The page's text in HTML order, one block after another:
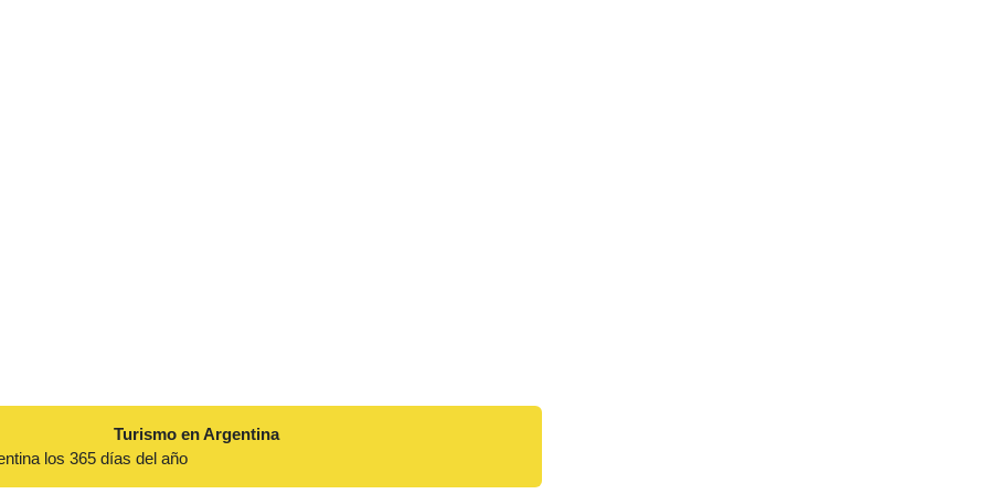
Turismo en Argentina
los 365 días del año